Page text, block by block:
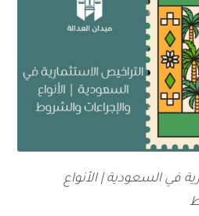
في السعودية | الأنواع